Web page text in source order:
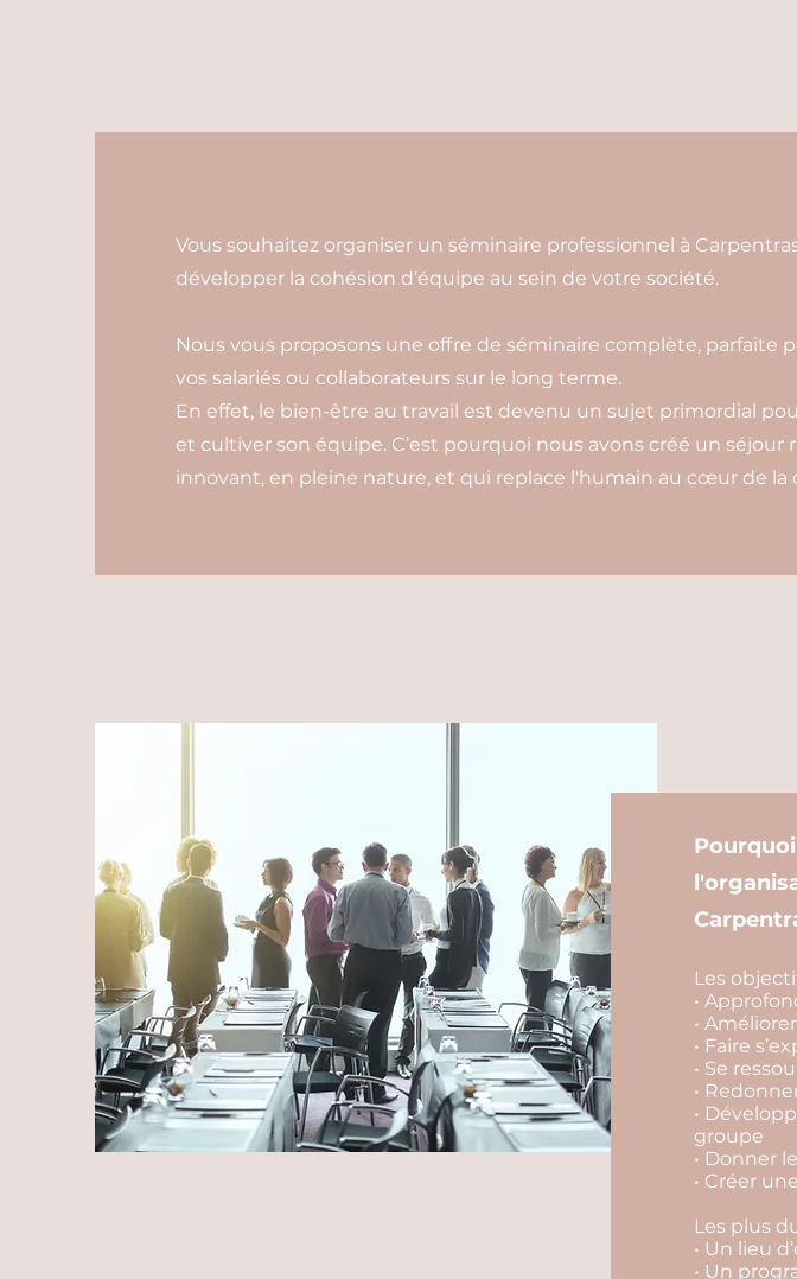
Vous souhaitez organiser un séminaire professionnel à
développer la cohésion d’équipe au sein de votre société.
Nous vous proposons une offre de séminaire complète, parfaite
vos salariés ou collaborateurs sur le long terme.
En effet, le bien-être au travail est devenu un sujet primordial
et cultiver son équipe. C’est pourquoi nous avons créé un séjour
innovant, en pleine nature, et qui replace l'humain au cœur de la
Les
•
•
• Faire
• Se
•
•
groupe
• Donner
• Créer
Les plus
• Un lieu
• Un